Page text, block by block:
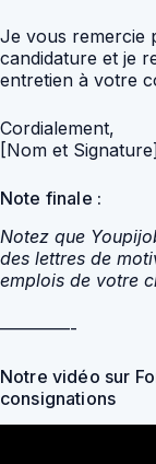
Je vous remercie
candidature et je
entretien à votre
Cordialement,
[Nom et
Note finale :
Notez que
des lettres de
emplois de votre
————-
Notre vidéo sur
consignations